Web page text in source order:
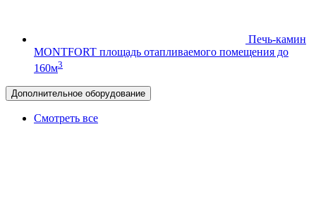
Печь-камин
MONTFORT площадь отапливаемого помещения до
160м3
Дополнительное оборудование
Смотреть все